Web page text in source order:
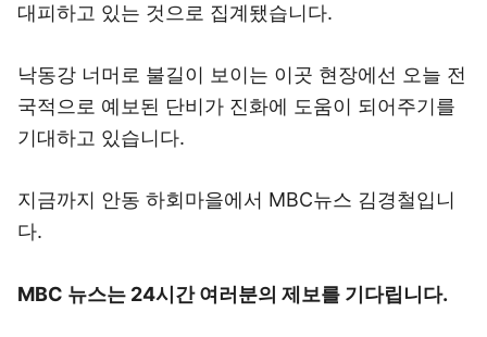
대피하고 있는 것으로 집계됐습니다.
낙동강 너머로 불길이 보이는 이곳 현장에선 오늘 전
국적으로 예보된 단비가 진화에 도움이 되어주기를
기대하고 있습니다.
지금까지 안동 하회마을에서 MBC뉴스 김경철입니
다.
MBC 뉴스는 24시간 여러분의 제보를 기다립니다.